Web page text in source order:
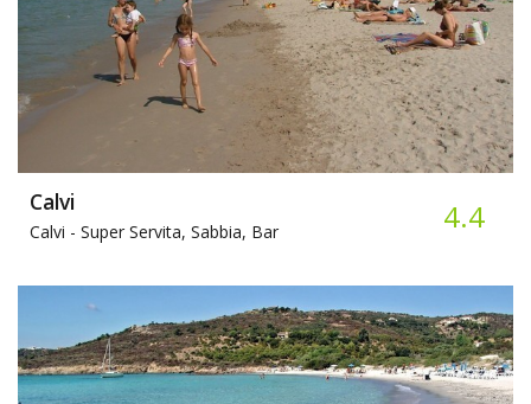
Calvi
Calvi - Super Servita, Sabbia, Bar 4.4